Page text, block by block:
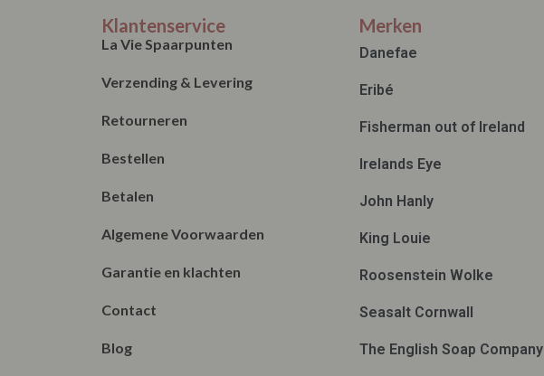
Klantenservice
La Vie Spaarpunten
Verzending & Levering
Retourneren
Bestellen
Betalen
Algemene Voorwaarden
Garantie en klachten
Contact
Blog
Merken
Danefae
Eribé
Fisherman out of Ireland
Irelands Eye
John Hanly
King Louie
Roosenstein Wolke
Seasalt Cornwall
The English Soap Company